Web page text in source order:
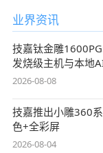
业界资讯
技嘉钛金雕
发烧级主机与本地
2026-08-08
技嘉推出小雕360
色+全彩屏
2026-08-04